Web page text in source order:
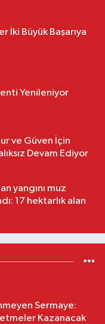
İki Büyük Başarıya
Yenileniyor
ve Güven İçin
Devam Ediyor
yangını muz
17 hektarlık alan
Sermaye:
Kazanacak